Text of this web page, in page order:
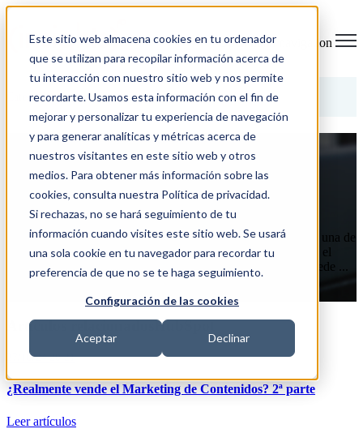
Este sitio web almacena cookies en tu ordenador
que se utilizan para recopilar información acerca de
tu interacción con nuestro sitio web y nos permite
recordarte. Usamos esta información con el fin de
mejorar y personalizar tu experiencia de navegación
y para generar analíticas y métricas acerca de
nuestros visitantes en este sitio web y otros
medios. Para obtener más información sobre las
cookies, consulta nuestra Política de privacidad.
Si rechazas, no se hará seguimiento de tu
información cuando visites este sitio web. Se usará
una sola cookie en tu navegador para recordar tu
preferencia de que no se te haga seguimiento.
Configuración de las cookies
Aceptar Declinar
Open main navigation
Categorías
¿Realmente vende el Marketing de
Contenidos? 2ª parte
27/10/24 20:21
En la primera entrega de este post comenzamos a desentrañar una de
las grandes preguntas del marketing digital: ¿realmente vende el
marketing de contenidos? Hemos visto cómo el contenido puede ...
Artículos relacionadosHubSpot
27/10/24 20:21
¿Realmente vende el Marketing de Contenidos? 2ª parte
Leer artículos